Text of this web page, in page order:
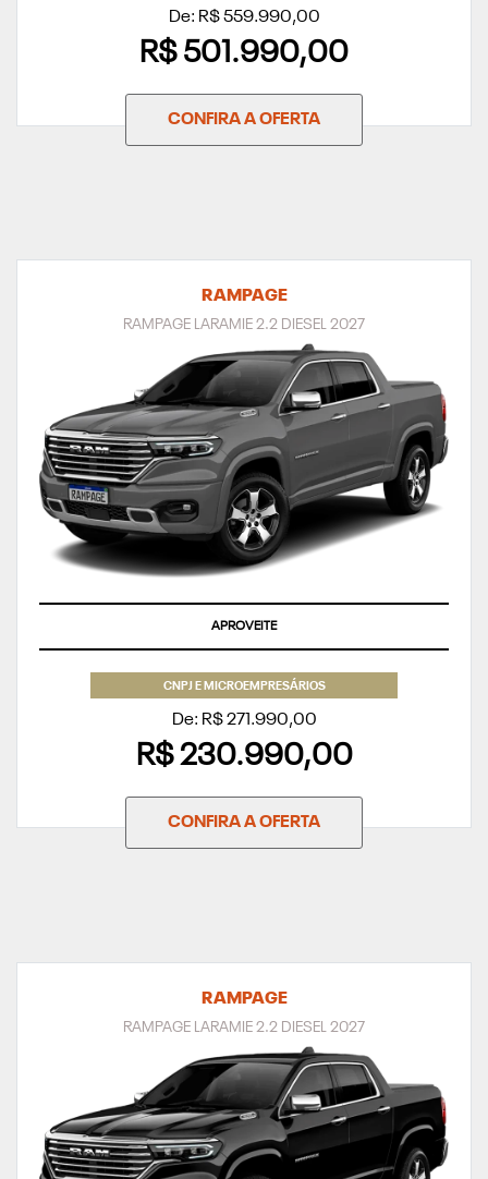
De: R$ 559.990,00
R$ 501.990,00
CONFIRA A OFERTA
RAMPAGE
RAMPAGE LARAMIE 2.2 DIESEL 2027
APROVEITE
CNPJ E MICROEMPRESÁRIOS
De: R$ 271.990,00
R$ 230.990,00
CONFIRA A OFERTA
RAMPAGE
RAMPAGE LARAMIE 2.2 DIESEL 2027